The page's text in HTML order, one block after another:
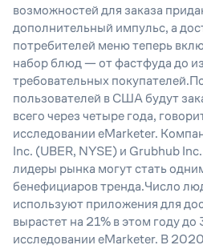
возможностей для заказа
дополнительный импульс, а
потребителей меню теперь
набор блюд — от фастфуда до
требовательных
пользователей в США будут
всего через четыре года,
исследовании eMarketer.
Inc. (UBER, NYSE) и Grubhub
лидеры рынка могут стать
бенефициаров тренда.Число
используют приложения для
вырастет на 21% в этом году
исследовании eMarketer. В 2020